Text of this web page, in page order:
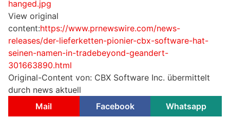
hanged.jpg
View original
content:https://www.prnewswire.com/news-
releases/der-lieferketten-pionier-cbx-software-hat-
seinen-namen-in-tradebeyond-geandert-
301663890.html
Original-Content von: CBX Software Inc. übermittelt
durch news aktuell
Mail
Facebook Whatsapp